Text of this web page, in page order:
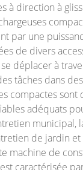
à direction à
par une
de divers
déplacer à
tâches dans
compactes sont
adéquats
municipal,
de jardin
machine de
caractérisée